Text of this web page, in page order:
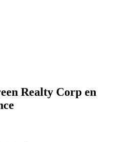
Realty Corp en